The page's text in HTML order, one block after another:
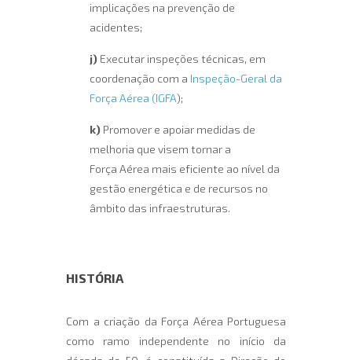
implicações na prevenção de
acidentes;
j) Executar inspeções técnicas, em
coordenação com a Inspeção-Geral da
Força Aérea (IGFA);
k) Promover e apoiar medidas de
melhoria que visem tornar a
Força Aérea mais eficiente ao nível da
gestão energética e de recursos no
âmbito das infraestruturas.
HISTÓRIA
Com a criação da Força Aérea Portuguesa
como ramo independente no início da